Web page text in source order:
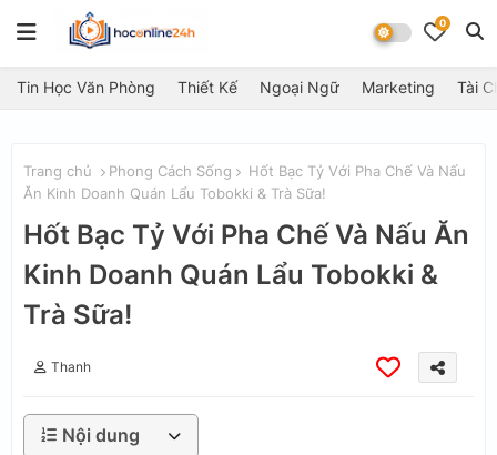
0
Tin Học Văn Phòng Thiết Kế Ngoại Ngữ Marketing Tài
Trang chủ Phong Cách Sống
Hốt Bạc Tỷ Với Pha Chế Và Nấu
Ăn Kinh Doanh Quán Lẩu Tobokki & Trà Sữa!
Hốt Bạc Tỷ Với Pha Chế Và Nấu Ăn
Kinh Doanh Quán Lẩu Tobokki &
Trà Sữa!
Thanh
Nội dung